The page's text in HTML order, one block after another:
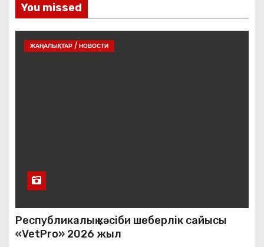
You missed
ЖАҢАЛЫҚТАР / НОВОСТИ
Республикалық кәсіби шеберлік сайысы
«VetPro» 2026 жыл